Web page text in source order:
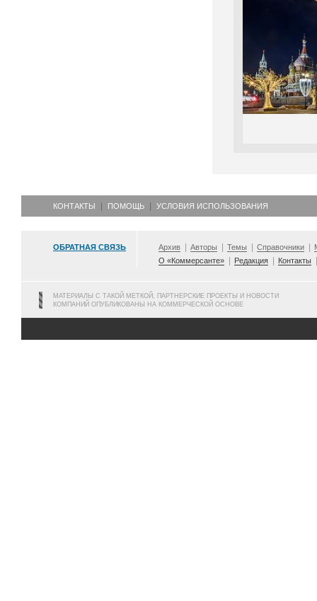
КОНТАКТЫ ПОМОЩЬ УСЛОВИЯ ИСПОЛЬЗОВАНИЯ
ОБРАТНАЯ СВЯЗЬ Архив Авторы Темы Справочники
О «Коммерсанте»
Редакция Контакты
МАТЕРИАЛЫ С ТАКОЙ МЕТКОЙ, ПАРТНЕРСКИЕ ПРОЕКТЫ И НОВОСТИ
КОМПАНИЙ ОПУБЛИКОВАНЫ НА КОММЕРЧЕСКОЙ ОСНОВЕ